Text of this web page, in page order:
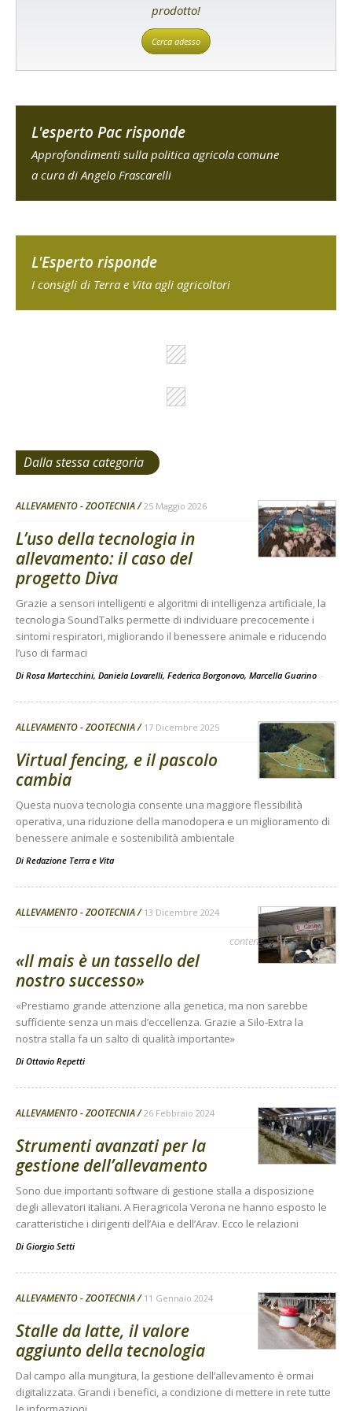
prodotto!
Cerca adesso
L'esperto Pac risponde
Approfondimenti sulla politica agricola comune
a cura di Angelo Frascarelli
L'Esperto risponde
I consigli di Terra e Vita agli agricoltori
Dalla stessa categoria
ALLEVAMENTO - ZOOTECNIA 25 Maggio 2026
L’uso della tecnologia in
allevamento: il caso del
progetto Diva
Grazie a sensori intelligenti e algoritmi di intelligenza artificiale, la
tecnologia SoundTalks permette di individuare precocemente i
sintomi respiratori, migliorando il benessere animale e riducendo
l’uso di farmaci
Di Rosa Martecchini, Daniela Lovarelli, Federica Borgonovo, Marcella Guarino -
ALLEVAMENTO - ZOOTECNIA 17 Dicembre 2025
Virtual fencing, e il pascolo
cambia
Questa nuova tecnologia consente una maggiore flessibilità
operativa, una riduzione della manodopera e un miglioramento di
benessere animale e sostenibilità ambientale
Di Redazione Terra e Vita
ALLEVAMENTO - ZOOTECNIA 13 Dicembre 2024
contenuto sponsorizzato
«Il mais è un tassello del
nostro successo»
«Prestiamo grande attenzione alla genetica, ma non sarebbe
sufficiente senza un mais d’eccellenza. Grazie a Silo-Extra la
nostra stalla fa un salto di qualità importante»
Di Ottavio Repetti
ALLEVAMENTO - ZOOTECNIA 26 Febbraio 2024
Strumenti avanzati per la
gestione dell’allevamento
Sono due importanti software di gestione stalla a disposizione
degli allevatori italiani. A Fieragricola Verona ne hanno esposto le
caratteristiche i dirigenti dell’Aia e dell’Arav. Ecco le relazioni
Di Giorgio Setti
ALLEVAMENTO - ZOOTECNIA 11 Gennaio 2024
Stalle da latte, il valore
aggiunto della tecnologia
Dal campo alla mungitura, la gestione dell’allevamento è ormai
digitalizzata. Grandi i benefici, a condizione di mettere in rete tutte